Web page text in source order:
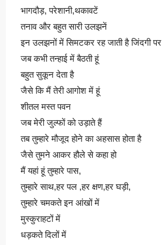
भागदौड़, परेशानी,थकावटें
तनाव और बहुत सारी उलझनें
इन उलझनों में सिमटकर रह जाती है जिंदगी पर
जब कभी तन्हाई में बैठती हूं
बहुत सुकून देता है
जैसे कि मैं तेरी आगोश में हूं
शीतल मस्त पवन
जब मेरी जुल्फों को उड़ाते हैं
तब तुम्हारे मौजूद होने का अहसास होता है
जैसे तुमने आकर हौले से कहा हो
मैं यहां हूं तुम्हारे पास,
तुम्हारे साथ,हर पल ,हर क्षण,हर घड़ी,
तुम्हारे चमकते इन आंखों में
मुस्कुराहटों में
धड़कते दिलों में